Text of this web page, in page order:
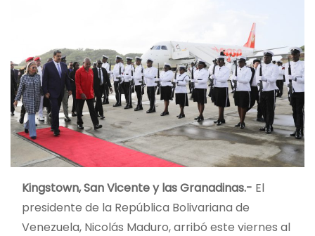
Kingstown, San Vicente y las Granadinas.- El
presidente de la República Bolivariana de
Venezuela, Nicolás Maduro, arribó este viernes al